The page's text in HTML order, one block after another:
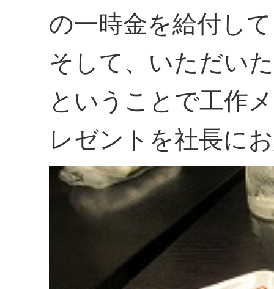
の一時金を給付し
そして、いただい
ということで工作
レゼントを社長に